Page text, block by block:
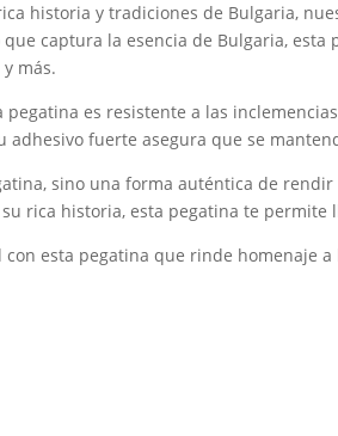
historia y tradiciones de Bulgaria,
captura la esencia de Bulgaria,
más.
es resistente a las
adhesivo fuerte asegura que se
sino una forma auténtica de
rica historia, esta pegatina te
esta pegatina que rinde homenaje